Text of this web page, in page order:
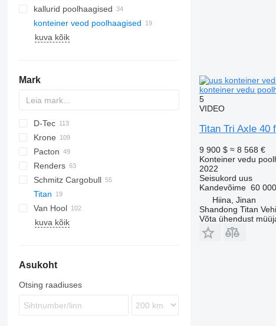
kallurid poolhaagised
konteiner veod poolhaagised
kuva kõik
Mark
2 series
3 series
4 series
5 series
ADR
BPO
CCS
D-Tec
CT
FT
EF
Sliding
Stack
ADR
OPL
OPP
SDS
T-series
SB
Krone
SD
SDC
SC
XS
S 24
SW
0-2
0-3
O-3
G-series
SL
S-series
Pacton
ET3
T-series
TXC
Renders
Euro
ROC
Kaiser
Schmitz Cargobull
S-series
SCB
SCF
SPA
CS
Titan
SP
Van Hool
A-series
LPRS
NS
38
kuva kõik
Asukoht
Otsing raadiuses
konteiner vedu
5
VIDEO
Titan Tri Axle 40
9 900 $ ≈ 8 568 €
Konteiner vedu
2022
Seisukord uus
Kandevõime 60
Hiina, Jinan
Shandong Titan
Võta ühendust